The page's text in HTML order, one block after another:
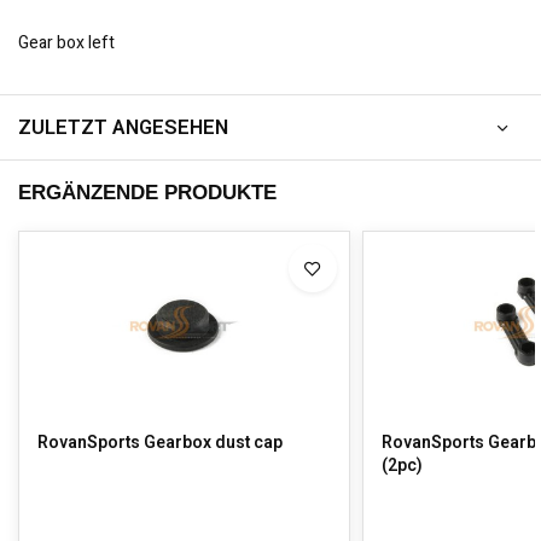
Gear box left
ZULETZT ANGESEHEN
ERGÄNZENDE PRODUKTE
RovanSports Gearbox dust cap
RovanSports
(2pc)